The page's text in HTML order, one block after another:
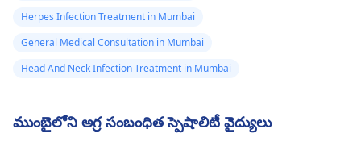
Herpes Infection Treatment in Mumbai
General Medical Consultation in Mumbai
Head And Neck Infection Treatment in Mumbai
ముంబైలోని అగ్ర సంబంధిత స్పెషాలిటీ వైద్యులు